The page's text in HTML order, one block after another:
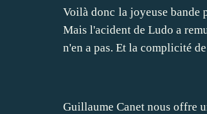
Voilà donc la joyeuse bande
Mais l'acident de Ludo a
n'en a pas. Et la complicité
Guillaume Canet nous offre